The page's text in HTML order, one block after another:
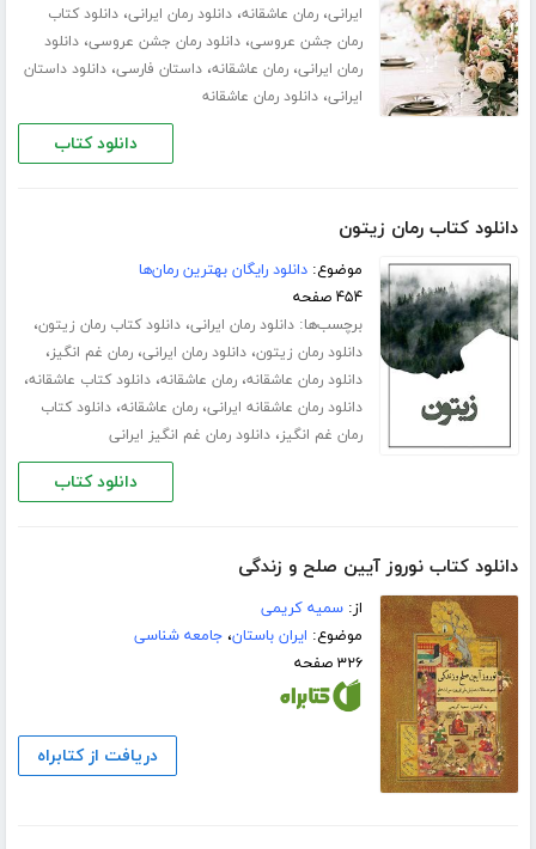
ایرانی،رمان عاشقانه،دانلود رمان ایرانی،دانلود کتاب
رمان جشن عروسی،دانلود رمان جشن عروسی،دانلود
رمان ایرانی،رمان عاشقانه،داستان فارسی،دانلود داستان
ایرانی،دانلود رمان عاشقانه
دانلود کتاب
دانلود کتاب رمان زیتون
موضوع:دانلود رایگان بهترین رمان‌ها
۴۵۴ صفحه
برچسب‌ها:دانلود رمان ایرانی،دانلود کتاب رمان زیتون،
دانلود رمان زیتون،دانلود رمان ایرانی،رمان غم انگیز،
دانلود رمان عاشقانه،رمان عاشقانه،دانلود کتاب عاشقانه،
دانلود رمان عاشقانه ایرانی،رمان عاشقانه،دانلود کتاب
رمان غم انگیز،دانلود رمان غم انگیز ایرانی
دانلود کتاب
دانلود کتاب نوروز آیین صلح و زندگی
از:سمیه کریمی
موضوع: ایران باستان،جامعه شناسی
۳۲۶ صفحه
دریافت از کتابراه